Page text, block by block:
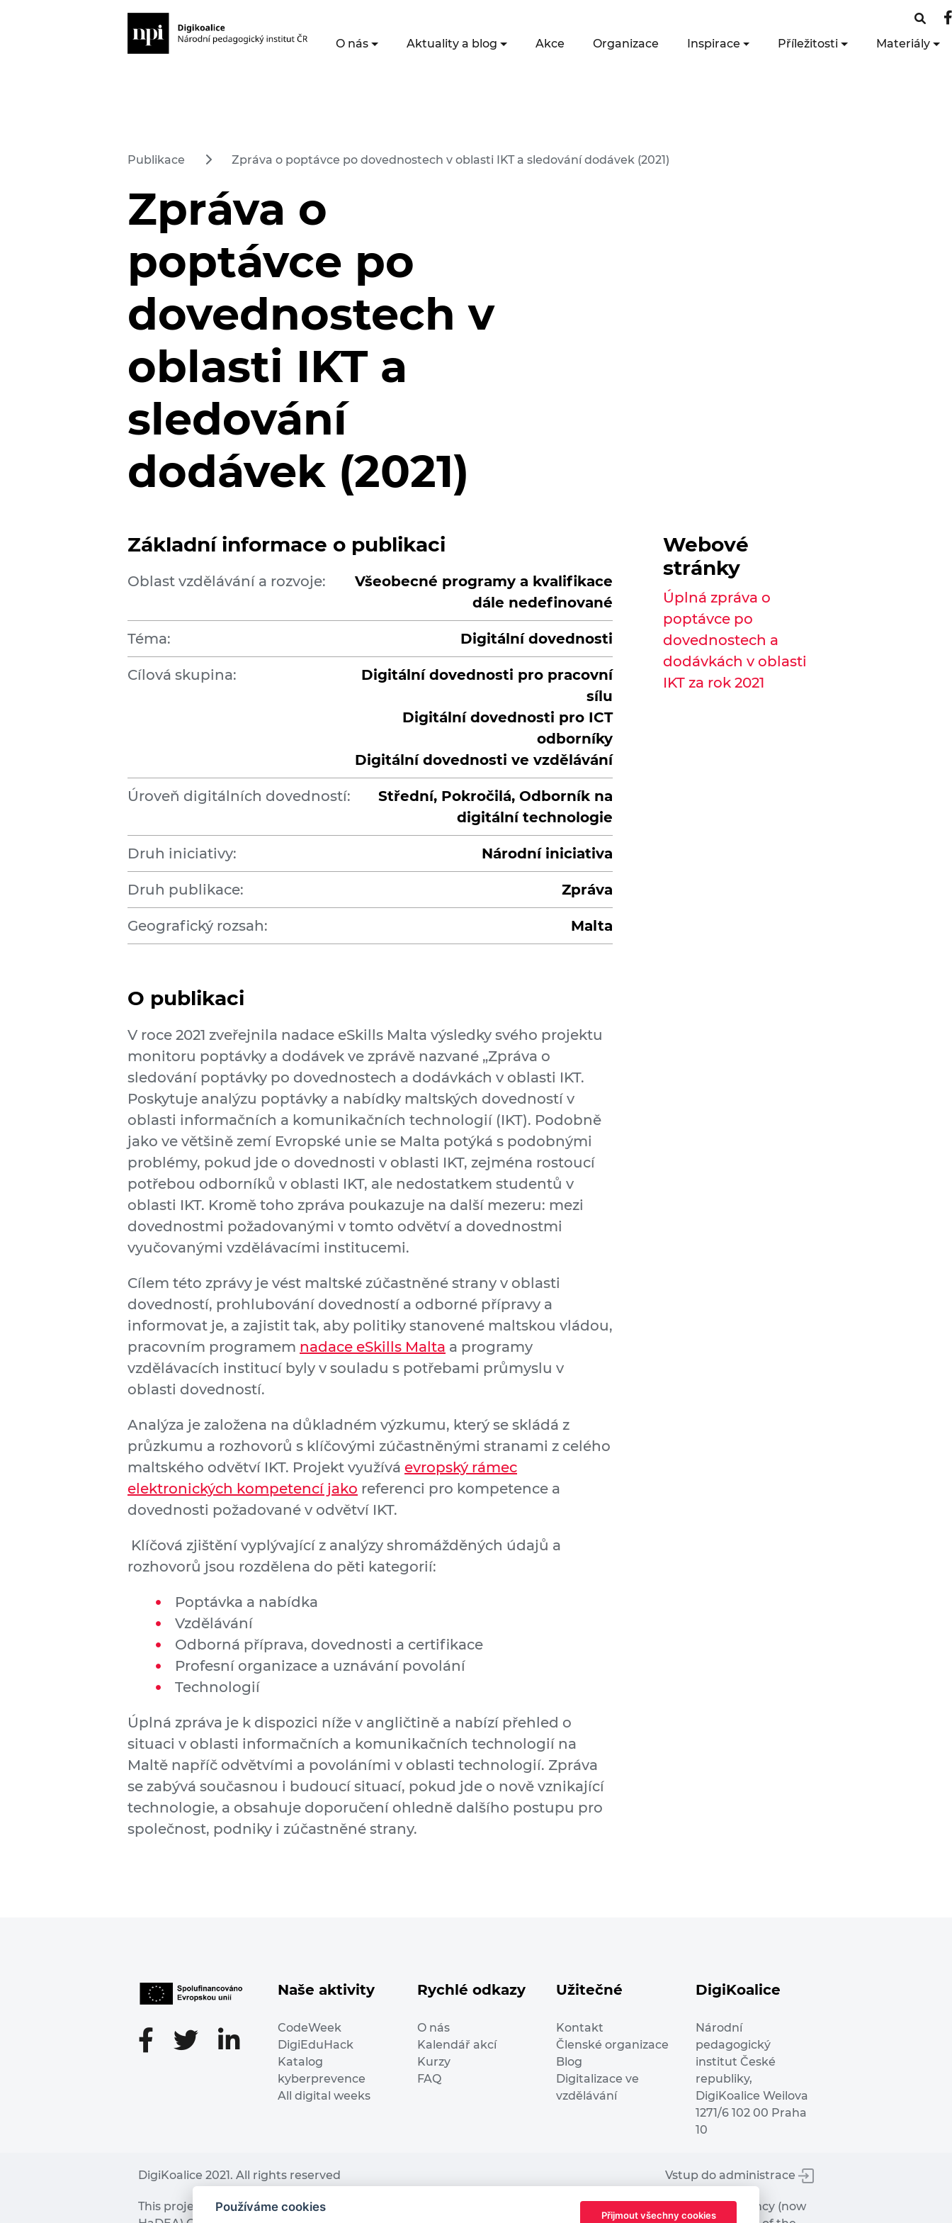
O nás Aktuality a blog Akce Organizace Inspirace Příležitosti Materiály
Publikace Zpráva o poptávce po dovednostech v oblasti IKT a sledování dodávek (2021)
Zpráva o
poptávce po
dovednostech v
oblasti IKT a
sledování
dodávek (2021)
Základní informace o publikaci
Oblast vzdělávání a rozvoje:
Všeobecné programy a kvalifikace
dále nedefinované
Téma: Digitální dovednosti
Cílová skupina:
Digitální dovednosti pro pracovní
sílu
Digitální dovednosti pro ICT
odborníky
Digitální dovednosti ve vzdělávání
Úroveň digitálních dovedností:
Střední, Pokročilá, Odborník na
digitální technologie
Druh iniciativy: Národní iniciativa
Druh publikace: Zpráva
Geografický rozsah: Malta
O publikaci
V roce 2021 zveřejnila nadace eSkills Malta výsledky svého projektu
monitoru poptávky a dodávek ve zprávě nazvané „Zpráva o
sledování poptávky po dovednostech a dodávkách v oblasti IKT.
Poskytuje analýzu poptávky a nabídky maltských dovedností v
oblasti informačních a komunikačních technologií (IKT). Podobně
jako ve většině zemí Evropské unie se Malta potýká s podobnými
problémy, pokud jde o dovednosti v oblasti IKT, zejména rostoucí
potřebou odborníků v oblasti IKT, ale nedostatkem studentů v
oblasti IKT. Kromě toho zpráva poukazuje na další mezeru: mezi
dovednostmi požadovanými v tomto odvětví a dovednostmi
vyučovanými vzdělávacími institucemi.
Cílem této zprávy je vést maltské zúčastněné strany v oblasti
dovedností, prohlubování dovedností a odborné přípravy a
informovat je, a zajistit tak, aby politiky stanovené maltskou vládou,
pracovním programem nadace eSkills Malta a programy
vzdělávacích institucí byly v souladu s potřebami průmyslu v
oblasti dovedností.
Analýza je založena na důkladném výzkumu, který se skládá z
průzkumu a rozhovorů s klíčovými zúčastněnými stranami z celého
maltského odvětví IKT. Projekt využívá evropský rámec
elektronických kompetencí jako referenci pro kompetence a
dovednosti požadované v odvětví IKT.
Klíčová zjištění vyplývající z analýzy shromážděných údajů a
rozhovorů jsou rozdělena do pěti kategorií:
Poptávka a nabídka
Vzdělávání
Odborná příprava, dovednosti a certifikace
Profesní organizace a uznávání povolání
Technologií
Úplná zpráva je k dispozici níže v angličtině a nabízí přehled o
situaci v oblasti informačních a komunikačních technologií na
Maltě napříč odvětvími a povoláními v oblasti technologií. Zpráva
se zabývá současnou i budoucí situací, pokud jde o nově vznikající
technologie, a obsahuje doporučení ohledně dalšího postupu pro
společnost, podniky i zúčastněné strany.
Webové
stránky
Úplná zpráva o
poptávce po
dovednostech a
dodávkách v oblasti
IKT za rok 2021
Naše aktivity
CodeWeek
DigiEduHack
Katalog
kyberprevence
All digital weeks
Rychlé odkazy
O nás
Kalendář akcí
Kurzy
FAQ
Užitečné
Kontakt
Členské organizace
Blog
Digitalizace ve
vzdělávání
DigiKoalice
Národní
pedagogický
institut České
republiky,
DigiKoalice Weilova
1271/6 102 00 Praha
10
DigiKoalice 2021. All rights reserved Vstup do administrace
This project has received funding from the European Commission Innovation and Networks Executive Agency (now
Používáme cookies
Přijmout všechny cookies